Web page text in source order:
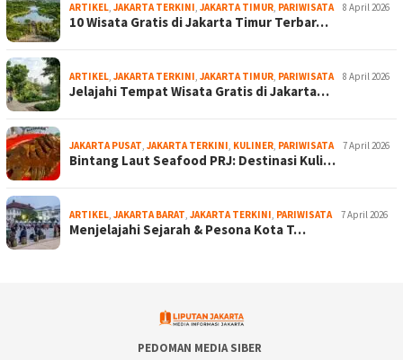
ARTIKEL, JAKARTA TERKINI, JAKARTA TIMUR, PARIWISATA 8 April 2026
10 Wisata Gratis di Jakarta Timur Terbar…
ARTIKEL, JAKARTA TERKINI, JAKARTA TIMUR, PARIWISATA 8 April 2026
Jelajahi Tempat Wisata Gratis di Jakarta…
JAKARTA PUSAT, JAKARTA TERKINI, KULINER, PARIWISATA 7 April 2026
Bintang Laut Seafood PRJ: Destinasi Kuli…
ARTIKEL, JAKARTA BARAT, JAKARTA TERKINI, PARIWISATA 7 April 2026
Menjelajahi Sejarah & Pesona Kota T…
PEDOMAN MEDIA SIBER